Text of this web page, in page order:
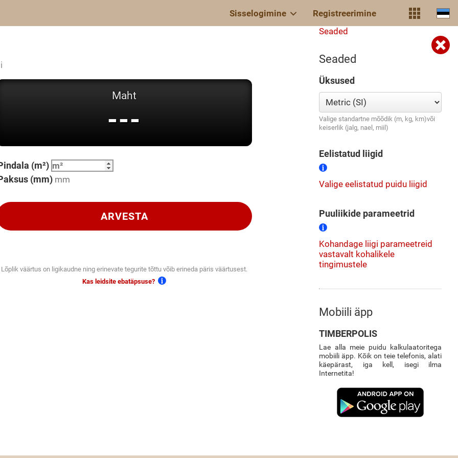
Sisselogimine Registreerimine
Maht
---
(m²)
(mm)
ARVESTA
Lõplik väärtus on ligikaudne ning erinevate tegurite tõttu võib erineda päris väärtusest.
Kas leidsite ebatäpsuse?
Seaded
Seaded
Üksused
Valige standartne mõõdik (m, kg, km)või
keiserlik (jalg, nael, miil)
Eelistatud liigid
Valige eelistatud puidu liigid
Puuliikide parameetrid
Kohandage liigi parameetreid
vastavalt kohalikele
tingimustele
Mobiili äpp
TIMBERPOLIS
Lae alla meie puidu kalkulaatoritega
mobiili äpp. Kõik on teie telefonis, alati
käepärast, iga kell, isegi ilma
Internetita!